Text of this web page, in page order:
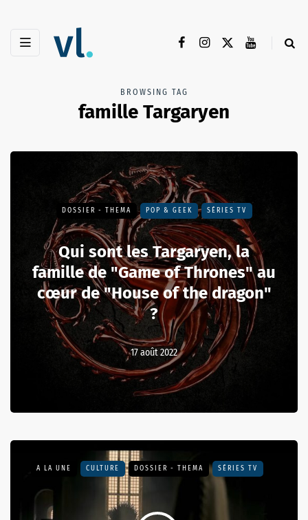
BROWSING TAG
famille Targaryen
DOSSIER - THEMA POP & GEEK SÉRIES TV
Qui sont les Targaryen, la
famille de "Game of Thrones" au
cœur de "House of the dragon"
?
17 août 2022
A LA UNE CULTURE DOSSIER - THEMA SÉRIES TV